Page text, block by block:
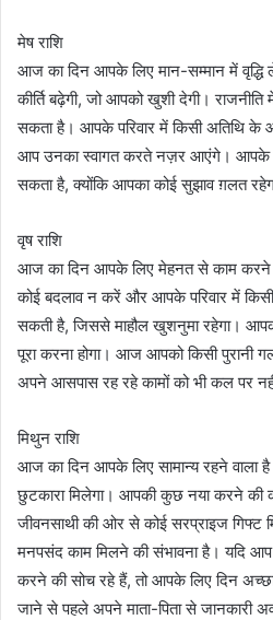
मेष राशि
आज का दिन आपके लिए मान-सम्मान में
कीर्ति बढ़ेगी, जो आपको खुशी देगी।
सकता है। आपके परिवार में किसी अतिथि
आप उनका स्वागत करते नज़र आएंगे। आपके
सकता है, क्योंकि आपका कोई सुझाव ग़लत
वृष राशि
आज का दिन आपके लिए मेहनत से काम करने
कोई बदलाव न करें और आपके परिवार में किसी
सकती है, जिससे माहौल खुशनुमा रहेगा।
पूरा करना होगा। आज आपको किसी पुरानी
अपने आसपास रह रहे कामों को भी कल पर
मिथुन राशि
आज का दिन आपके लिए सामान्य रहने वाला
छुटकारा मिलेगा। आपकी कुछ नया करने की
जीवनसाथी की ओर से कोई सरप्राइज गिफ्ट
मनपसंद काम मिलने की संभावना है। यदि
करने की सोच रहे हैं, तो आपके लिए दिन
जाने से पहले अपने माता-पिता से जानकारी